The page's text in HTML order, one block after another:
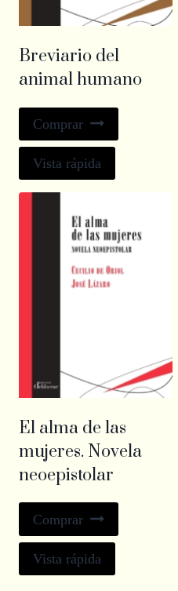
Breviario del
animal humano
Comprar
Vista rápida
El alma de las
mujeres. Novela
neoepistolar
Comprar
Vista rápida